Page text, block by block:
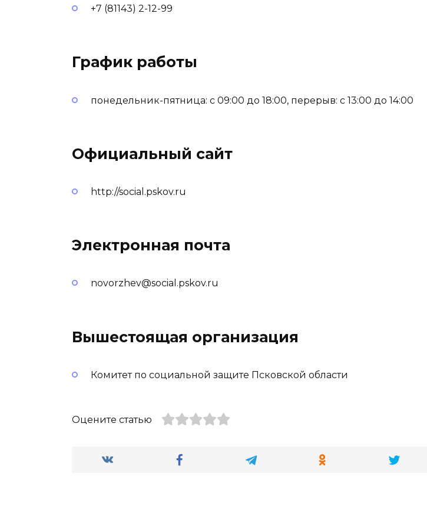
+7 (81143) 2-12-99
График работы
понедельник-пятница: с 09:00 до 18:00, перерыв: с 13:00 до 14:00
Официальный сайт
http://social.pskov.ru
Электронная почта
novorzhev@social.pskov.ru
Вышестоящая организация
Комитет по социальной защите Псковской области
Оцените статью